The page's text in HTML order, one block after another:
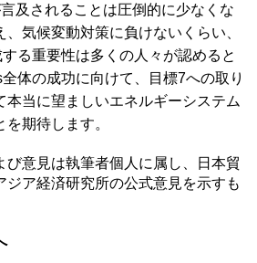
及されることは圧倒的に少なくな
気候変動対策に負けないくらい、
る重要性は多くの人々が認めると
体の成功に向けて、目標7への取り
本当に望ましいエネルギーシステム
期待します。
意見は執筆者個人に属し、日本貿
ジア経済研究所の公式意見を示すも